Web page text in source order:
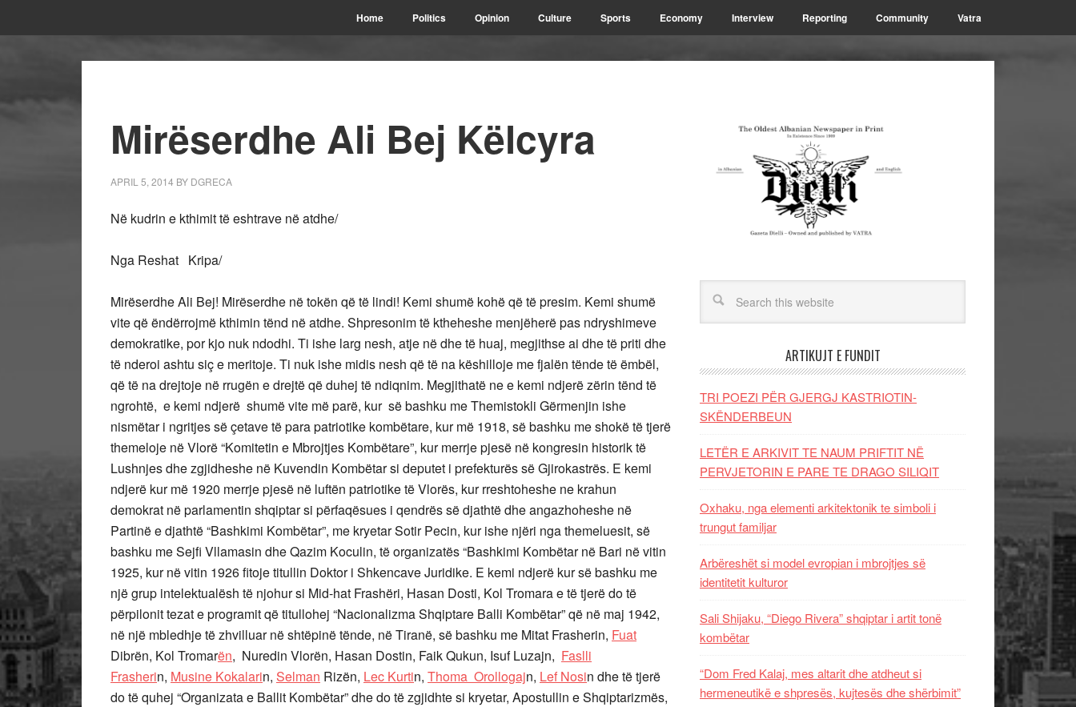
Home Politics Opinion Culture Sports Economy Interview Reporting Community Vatra
Mirëserdhe Ali Bej Këlcyra
APRIL 5, 2014 BY DGRECA
Në kudrin e kthimit të eshtrave në atdhe/
Nga Reshat Kripa/
Mirëserdhe Ali Bej! Mirëserdhe në tokën që të lindi! Kemi shumë kohë që të presim. Kemi shumë
vite që ëndërrojmë kthimin tënd në atdhe. Shpresonim të ktheheshe menjëherë pas ndryshimeve
demokratike, por kjo nuk ndodhi. Ti ishe larg nesh, atje në dhe të huaj, megjithse ai dhe të priti dhe
të nderoi ashtu siç e meritoje. Ti nuk ishe midis nesh që të na këshilloje me fjalën tënde të ëmbël,
që të na drejtoje në rrugën e drejtë që duhej të ndiqnim. Megjithatë ne e kemi ndjerë zërin tënd të
ngrohtë, e kemi ndjerë shumë vite më parë, kur së bashku me Themistokli Gërmenjin ishe
nismëtar i ngritjes së çetave të para patriotike kombëtare, kur më 1918, së bashku me shokë të tjerë
themeloje në Vlorë “Komitetin e Mbrojtjes Kombëtare”, kur merrje pjesë në kongresin historik të
Lushnjes dhe zgjidheshe në Kuvendin Kombëtar si deputet i prefekturës së Gjirokastrës. E kemi
ndjerë kur më 1920 merrje pjesë në luftën patriotike të Vlorës, kur rreshtoheshe ne krahun
demokrat në parlamentin shqiptar si përfaqësues i qendrës së djathtë dhe angazhoheshe në
Partinë e djathtë “Bashkimi Kombëtar”, me kryetar Sotir Pecin, kur ishe njëri nga themeluesit, së
bashku me Sejfi Vllamasin dhe Qazim Koculin, të organizatës “Bashkimi Kombëtar në Bari në vitin
1925, kur në vitin 1926 fitoje titullin Doktor i Shkencave Juridike. E kemi ndjerë kur së bashku me
një grup intelektualësh të njohur si Mid-hat Frashëri, Hasan Dosti, Kol Tromara e të tjerë do të
përpilonit tezat e programit që titullohej “Nacionalizma Shqiptare Balli Kombëtar” që në maj 1942,
në një mbledhje të zhvilluar në shtëpinë tënde, në Tiranë, së bashku me Mitat Frasherin, Fuat
Dibrën, Kol Tromarën, Nuredin Vlorën, Hasan Dostin, Faik Qukun, Isuf Luzajn, Faslli
Frasherin, Musine Kokalarin, Selman Rizën, Lec Kurtin, Thoma Orollogajn, Lef Nosin dhe të tjerë
do të quhej “Organizata e Ballit Kombëtar” dhe do të zgjidhte si kryetar, Apostullin e Shqiptarizmës,
ARTIKUJT E FUNDIT
TRI POEZI PËR GJERGJ KASTRIOTIN-
SKËNDERBEUN
LETËR E ARKIVIT TE NAUM PRIFTIT NË
PERVJETORIN E PARE TE DRAGO SILIQIT
Oxhaku, nga elementi arkitektonik te simboli i
trungut familjar
Arbëreshët si model evropian i mbrojtjes së
identitetit kulturor
Sali Shijaku, “Diego Rivera” shqiptar i artit tonë
kombëtar
“Dom Fred Kalaj, mes altarit dhe atdheut si
hermeneutikë e shpresës, kujtesës dhe shërbimit”